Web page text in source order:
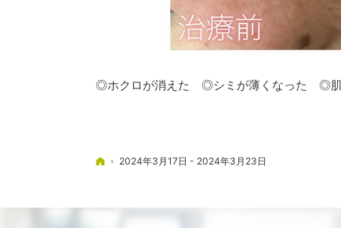
◎ホクロが消えた ◎シミが薄くなった ◎肌
ホーム
2024年3月17日 - 2024年3月23日